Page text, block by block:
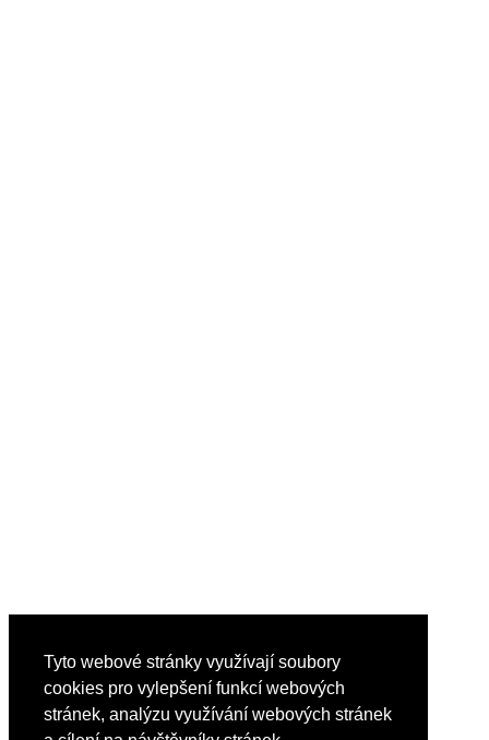
Tyto webové stránky využívají soubory
cookies pro vylepšení funkcí webových
stránek, analýzu využívání webových stránek